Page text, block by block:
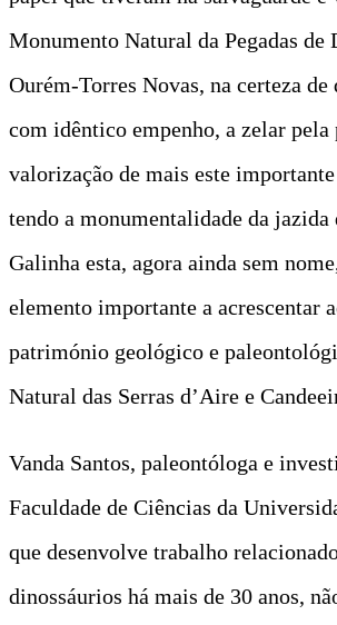
Monumento Natural da Pegadas de
Ourém-Torres Novas, na certeza
com idêntico empenho, a zelar pela
valorização de mais este
tendo a monumentalidade da jazida
Galinha esta, agora ainda sem
elemento importante a acrescentar
património geológico e
Natural das Serras d’Aire e
Vanda Santos, paleontóloga e
Faculdade de Ciências da
que desenvolve trabalho
dinossáurios há mais de 30 anos,